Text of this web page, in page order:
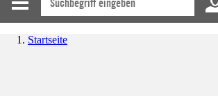
Startseite